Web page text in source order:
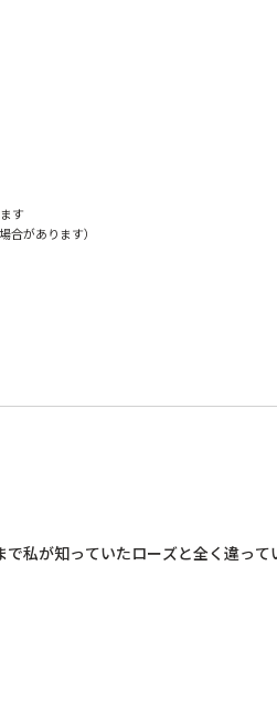
す
合があります）
私が知っていたローズと全く違って